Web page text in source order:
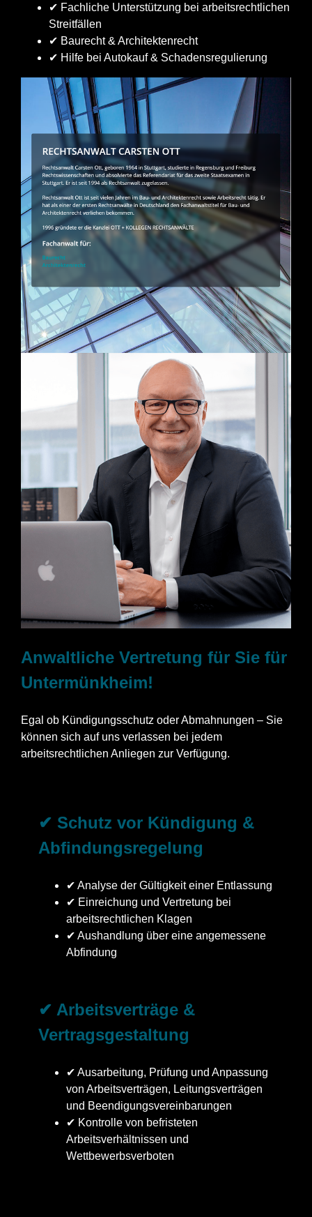
✔ Fachliche Unterstützung bei arbeitsrechtlichen
Streitfällen
✔ Baurecht & Architektenrecht
✔ Hilfe bei Autokauf & Schadensregulierung
Anwaltliche Vertretung für Sie für
Untermünkheim!
Egal ob Kündigungsschutz oder Abmahnungen – Sie
können sich auf uns verlassen bei jedem
arbeitsrechtlichen Anliegen zur Verfügung.
✔ Schutz vor Kündigung &
Abfindungsregelung
✔ Analyse der Gültigkeit einer Entlassung
✔ Einreichung und Vertretung bei
arbeitsrechtlichen Klagen
✔ Aushandlung über eine angemessene
Abfindung
✔ Arbeitsverträge &
Vertragsgestaltung
✔ Ausarbeitung, Prüfung und Anpassung
von Arbeitsverträgen, Leitungsverträgen
und Beendigungsvereinbarungen
✔ Kontrolle von befristeten
Arbeitsverhältnissen und
Wettbewerbsverboten